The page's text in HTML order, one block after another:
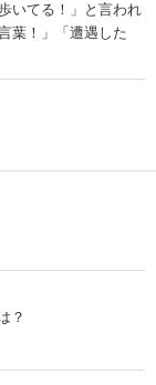
た子犬が1年後……
なにイケメンにな
いてる！」と言われ
！」「遭遇した